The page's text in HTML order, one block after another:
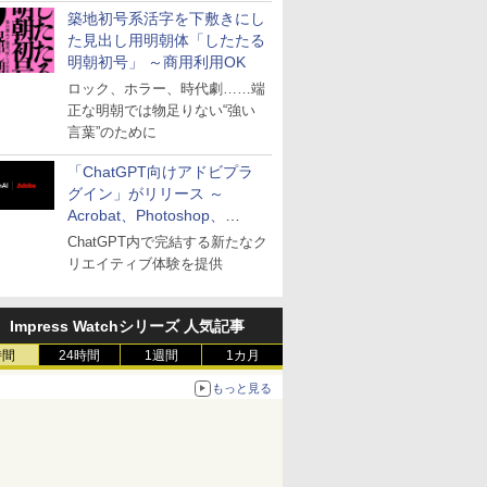
築地初号系活字を下敷きにし
た見出し用明朝体「したたる
明朝初号」 ～商用利用OK
ロック、ホラー、時代劇……端
正な明朝では物足りない“強い
言葉”のために
「ChatGPT向けアドビプラ
グイン」がリリース ～
Acrobat、Photoshop、
Premiereなどの機能を1つの
プラグインに統合
ChatGPT内で完結する新たなク
リエイティブ体験を提供
Impress Watchシリーズ 人気記事
24時間 1週間 1カ月
もっと見る